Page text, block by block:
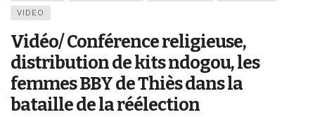
VIDEO
Vidéo/ Conférence religieuse,
distribution de kits ndogou, les
femmes BBY de Thiès dans la
bataille de la réélection